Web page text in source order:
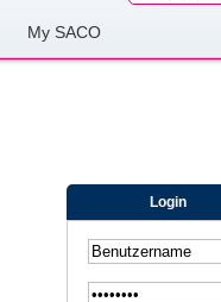
My SACO
Login